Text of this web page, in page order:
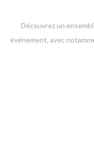
Découvrez un
événement, avec